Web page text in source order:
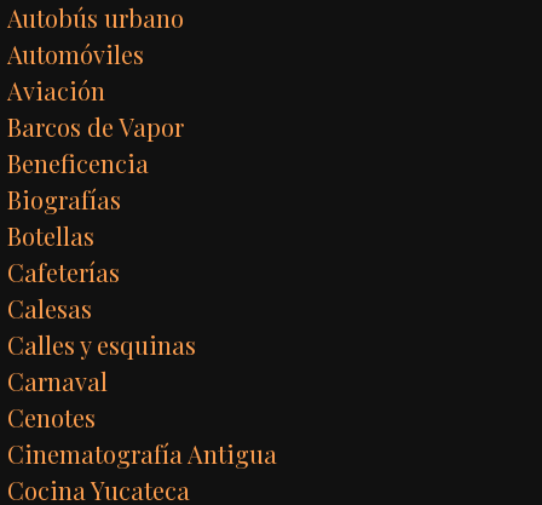
Autobús urbano
Automóviles
Aviación
Barcos de Vapor
Beneficencia
Biografías
Botellas
Cafeterías
Calesas
Calles y esquinas
Carnaval
Cenotes
Cinematografía Antigua
Cocina Yucateca